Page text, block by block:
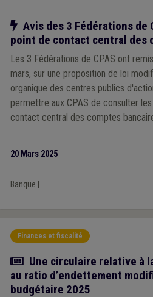
Notre action
Avis des 3 Fédérations de
point de contact central des
Les 3 Fédérations de CPAS ont
mars, sur une proposition de loi
organique des centres publics
permettre aux CPAS de consulter
contact central des comptes
20 Mars 2025
Banque
Finances et fiscalité
Actualité
Une circulaire relative à
au ratio d’endettement
budgétaire 2025